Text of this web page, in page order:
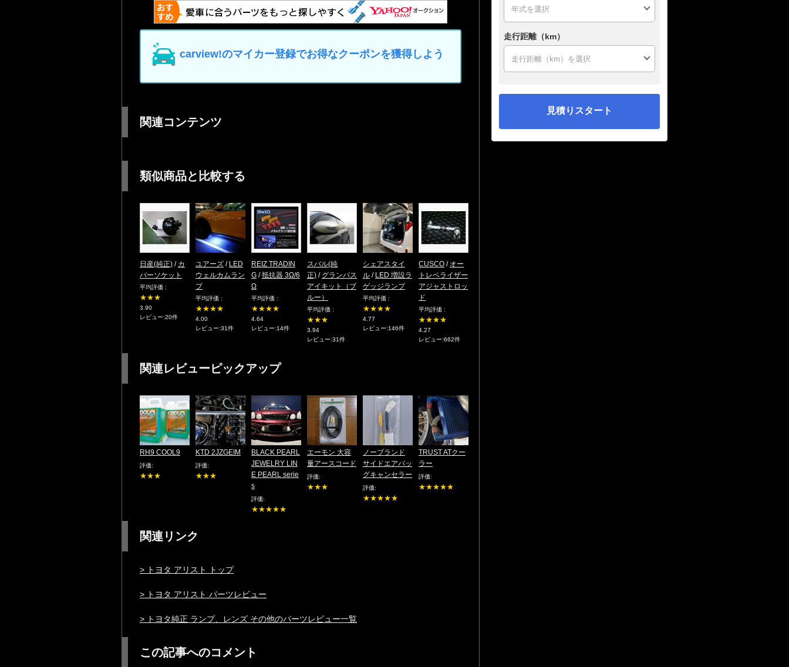
carview!のマイカー登録でお得なクーポンを獲得しよう
関連コンテンツ
類似商品と比較する
日産(純正) / カ
バーソケット
平均評価 :
★★★
3.90
レビュー:20件
ユアーズ / LED
ウェルカムラン
プ
平均評価 :
★★★★
4.00
レビュー:31件
REIZ TRADIN
G /抵抗器 3Ω/6
Ω
平均評価 :
★★★★
4.64
レビュー:14件
スバル(純
正) / グランパス
アイキット（ブ
ルー）
平均評価 :
★★★
3.94
レビュー:31件
シェアスタイ
ル / LED 増設ラ
ゲッジランプ
平均評価 :
★★★★
4.77
レビュー:146件
CUSCO / オー
トレベライザー
アジャストロッ
ド
平均評価 :
★★★★
4.27
レビュー:662件
関連レビューピックアップ
RH9 COOL9
評価:
★★★
KTD 2JZGEIM
評価:
★★★
BLACK PEARL
JEWELRY LIN
E PEARL serie
s
評価:
★★★★★
エーモン 大容
量アースコード
評価:
★★★
ノーブランド
サイドエアバッ
グキャンセラー
評価:
★★★★★
TRUST ATクー
ラー
評価:
★★★★★
関連リンク
> トヨタ アリスト トップ
> トヨタ アリスト パーツレビュー
> トヨタ純正 ランプ、レンズ その他のパーツレビュー一覧
この記事へのコメント
走行距離（km）
見積りスタート